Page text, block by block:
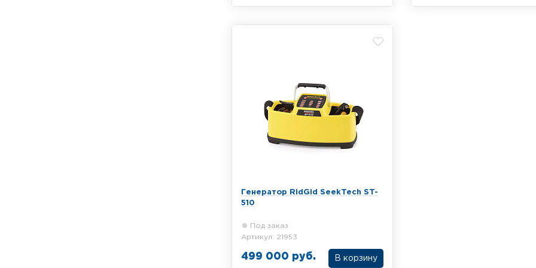
Генератор RidGid SeekTech ST-
510
Под заказ
Артикул: 21953
499 000 руб. В корзину